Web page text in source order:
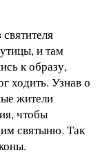
и там
к образу,
ходить. Узнав о
жители
чтобы
святыню. Так